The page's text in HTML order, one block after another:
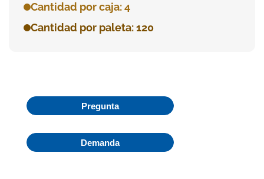
Cantidad por caja: 4
Cantidad por paleta: 120
Pregunta
Demanda